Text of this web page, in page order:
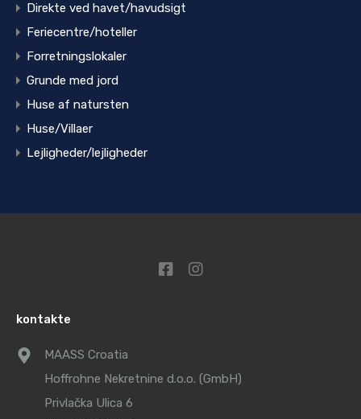
Direkte ved havet/havudsigt
Feriecentre/hoteller
Forretningslokaler
Grunde med jord
Huse af natursten
Huse/Villaer
Lejligheder/lejligheder
kontakte
MAASS Croatia
Hoffrohne Nekretnine d.o.o. (GmbH)
Privlačka Ulica 6